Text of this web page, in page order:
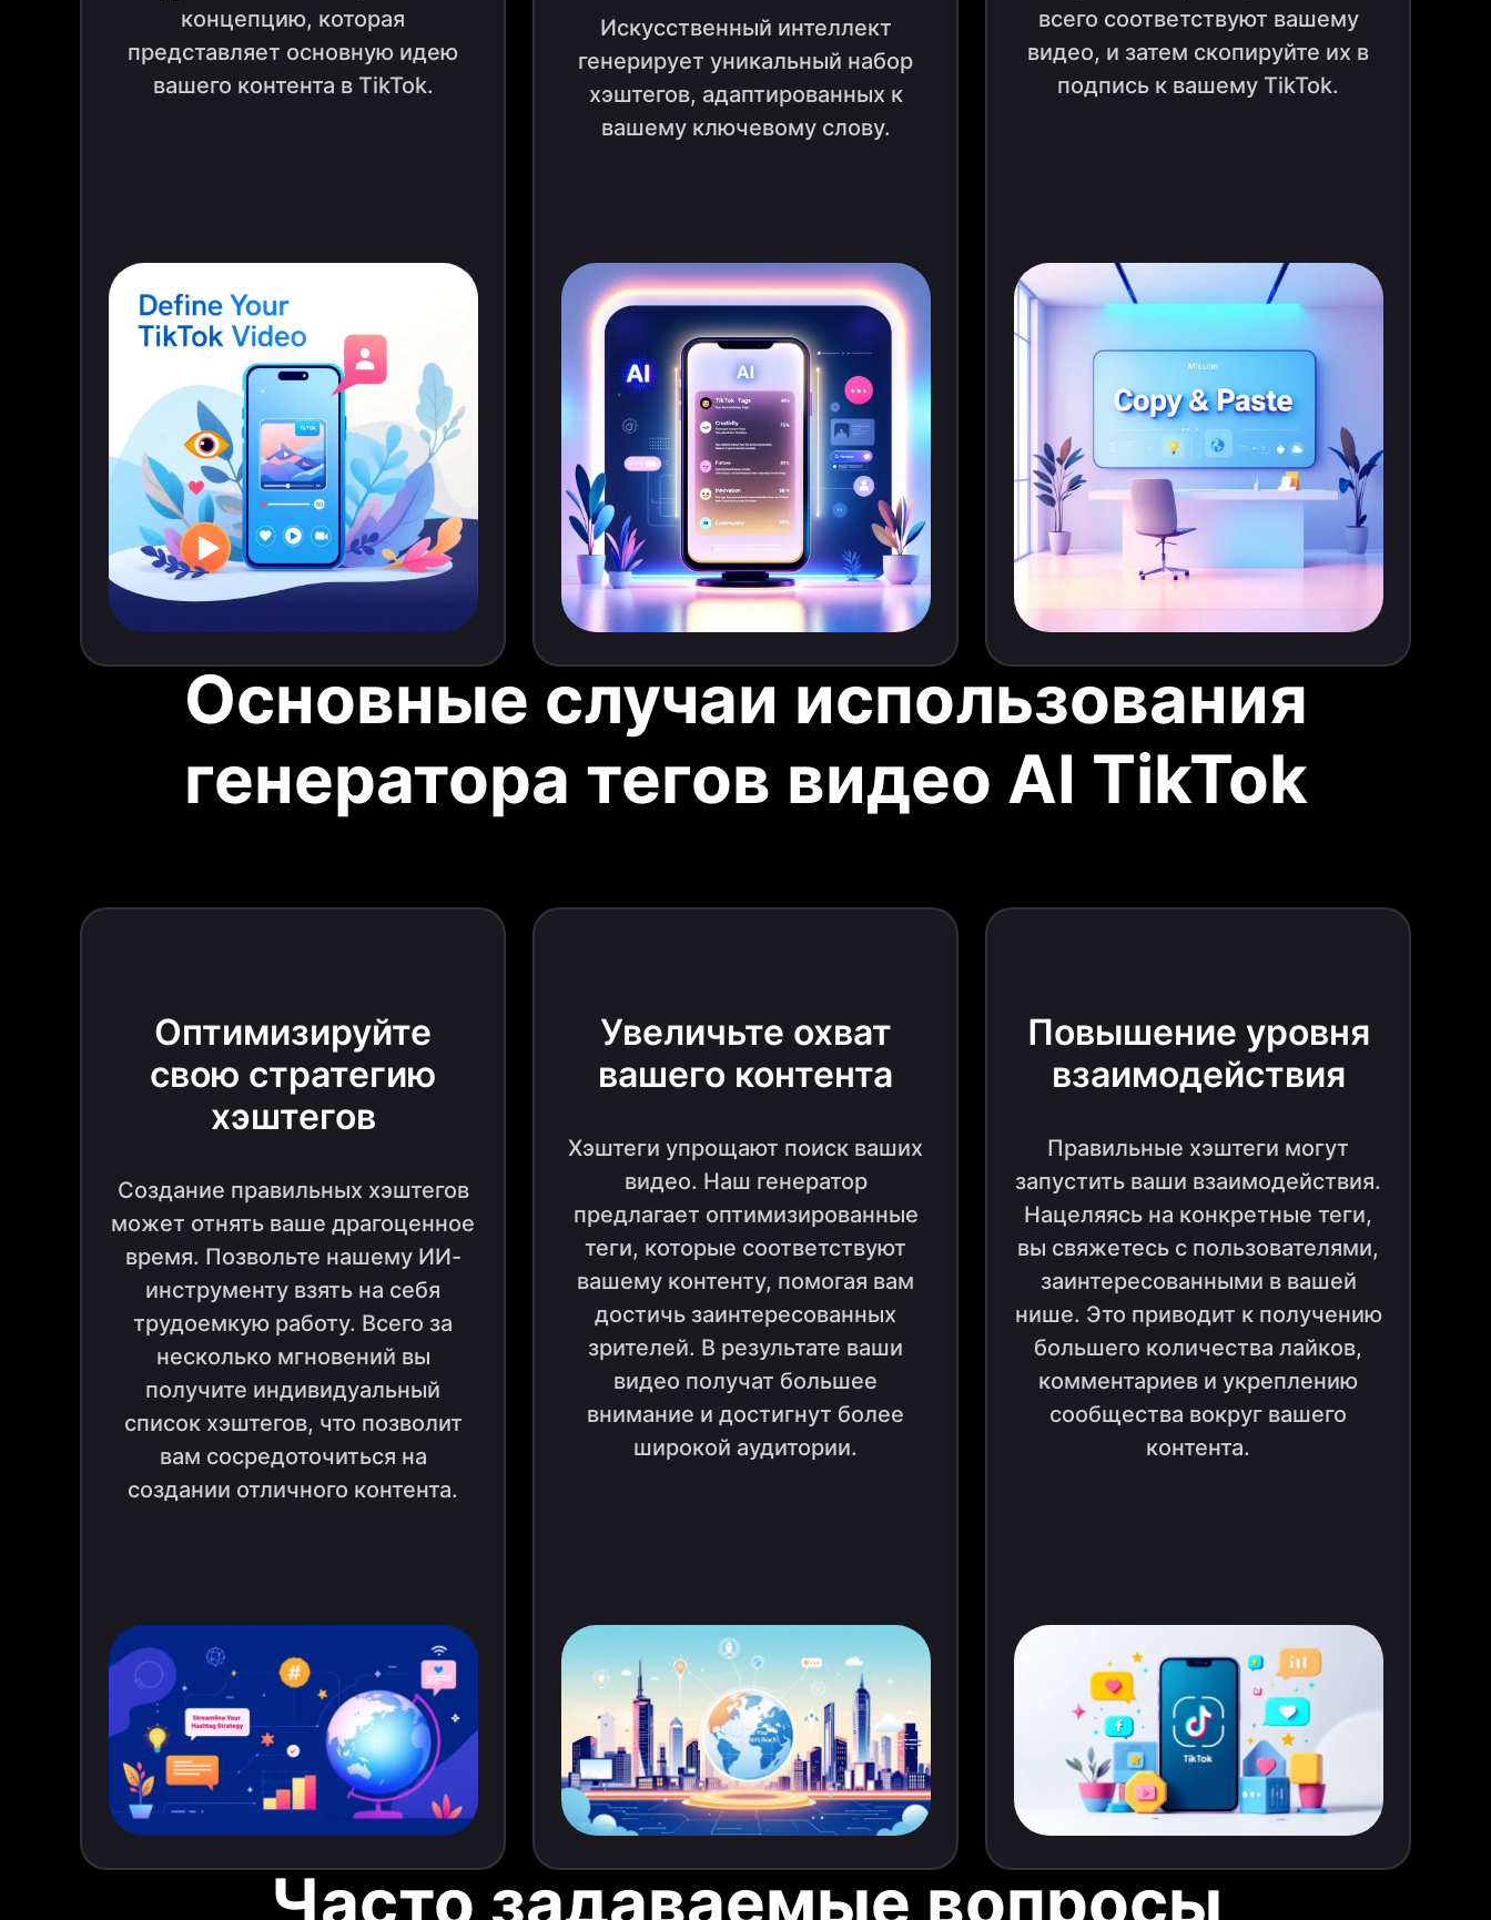
концепцию, которая
представляет основную идею
вашего контента в TikTok.
Искусственный интеллект
генерирует уникальный набор
хэштегов, адаптированных к
вашему ключевому слову.
всего соответствуют вашему
видео, и затем скопируйте их в
подпись к вашему TikTok.
Основные случаи использования
генератора тегов видео AI TikTok
Оптимизируйте
свою стратегию
хэштегов
Создание правильных хэштегов
может отнять ваше драгоценное
время. Позвольте нашему ИИ-
инструменту взять на себя
трудоемкую работу. Всего за
несколько мгновений вы
получите индивидуальный
список хэштегов, что позволит
вам сосредоточиться на
создании отличного контента.
Увеличьте охват
вашего контента
Хэштеги упрощают поиск ваших
видео. Наш генератор
предлагает оптимизированные
теги, которые соответствуют
вашему контенту, помогая вам
достичь заинтересованных
зрителей. В результате ваши
видео получат большее
внимание и достигнут более
широкой аудитории.
Повышение уровня
взаимодействия
Правильные хэштеги могут
запустить ваши взаимодействия.
Нацеляясь на конкретные теги,
вы свяжетесь с пользователями,
заинтересованными в вашей
нише. Это приводит к получению
большего количества лайков,
комментариев и укреплению
сообщества вокруг вашего
контента.
Часто задаваемые вопросы